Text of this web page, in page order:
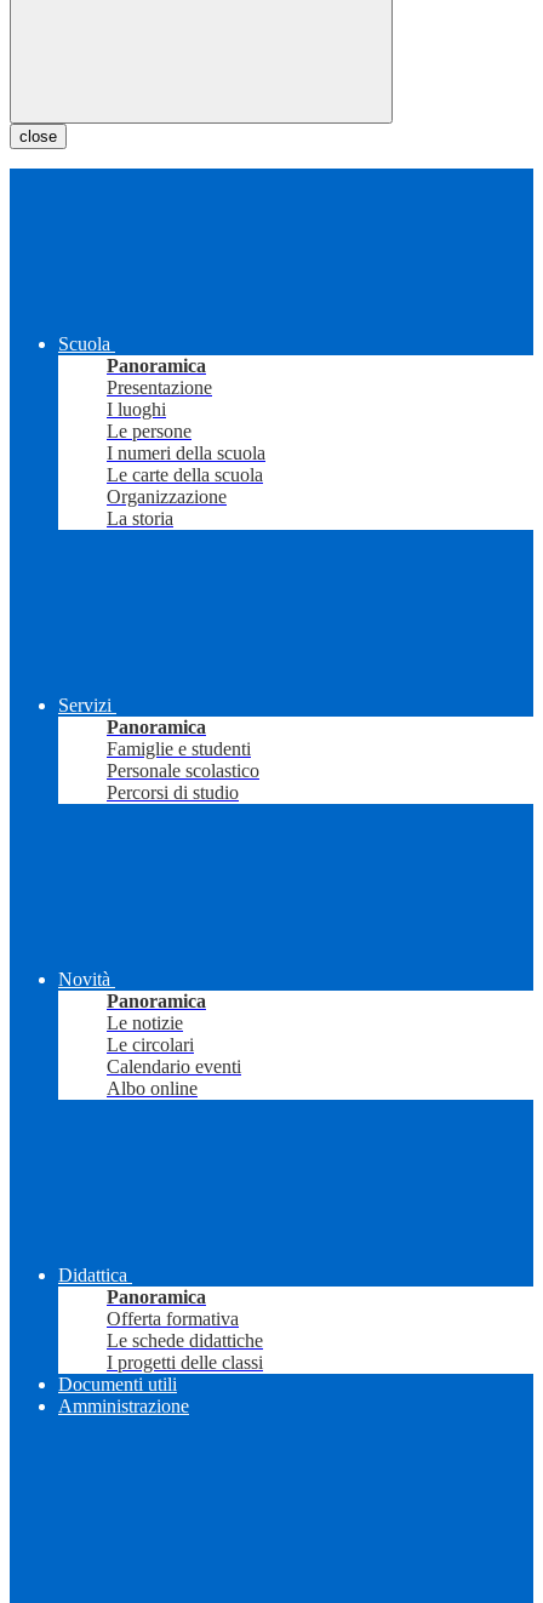
close
Scuola
Panoramica
Presentazione
I luoghi
Le persone
I numeri della scuola
Le carte della scuola
Organizzazione
La storia
Servizi
Panoramica
Famiglie e studenti
Personale scolastico
Percorsi di studio
Novità
Panoramica
Le notizie
Le circolari
Calendario eventi
Albo online
Didattica
Panoramica
Offerta formativa
Le schede didattiche
I progetti delle classi
Documenti utili
Amministrazione